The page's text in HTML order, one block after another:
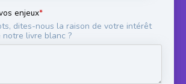
enjeux*
dites-nous la raison de votre intérêt
livre blanc ?